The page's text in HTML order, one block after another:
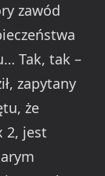
zawód
Tak, tak –
zapytany
że
2, jest